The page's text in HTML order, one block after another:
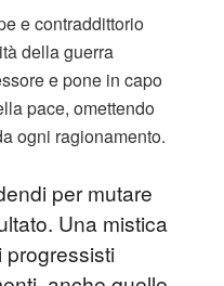
e contraddittorio
della guerra
e pone in capo
pace, omettendo
ogni ragionamento.
per mutare
Una mistica
progressisti